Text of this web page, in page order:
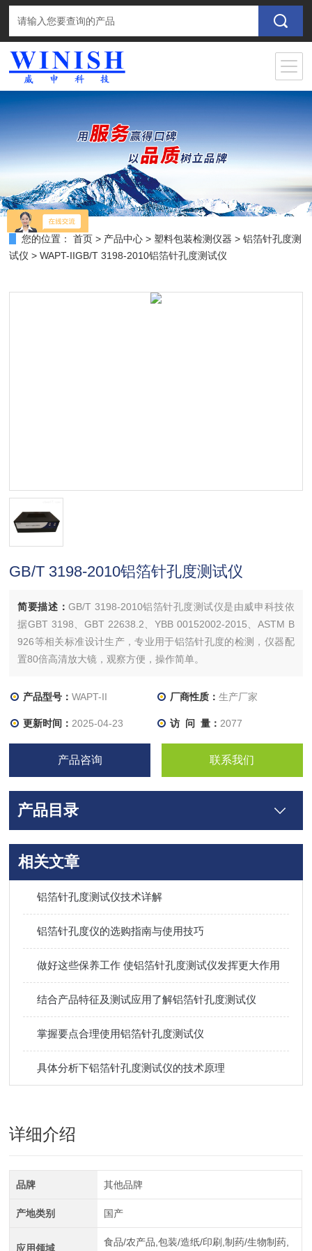
您的位置： 首页 > 产品中心 > 塑料包装检测仪器 >铝箔针孔度测
试仪 > WAPT-IIGB/T 3198-2010铝箔针孔度测试仪
GB/T 3198-2010铝箔针孔度测试仪
简要描述：GB/T 3198-2010铝箔针孔度测试仪是由威申科技依
据GBT 3198、GBT 22638.2、YBB 00152002-2015、ASTM B
926等相关标准设计生产，专业用于铝箔针孔度的检测，仪器配
置80倍高清放大镜，观察方便，操作简单。
产品型号：WAPT-II 厂商性质： 生产厂家
更新时间： 2025-04-23 访 问 量： 2077
产品咨询 联系我们
产品目录
相关文章
铝箔针孔度测试仪技术详解
铝箔针孔度仪的选购指南与使用技巧
做好这些保养工作 使铝箔针孔度测试仪发挥更大作用
结合产品特征及测试应用了解铝箔针孔度测试仪
掌握要点合理使用铝箔针孔度测试仪
具体分析下铝箔针孔度测试仪的技术原理
详细介绍
品牌 其他品牌
产地类别 国产
应用领域
食品/农产品,包装/造纸/印刷,制药/生物制药,